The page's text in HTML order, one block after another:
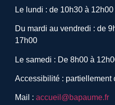
Le lundi : de 10h30 à
Du mardi au vendredi : de
17h00
Le samedi : De 8h00 à
Accessibilité : partiellement
Mail : accueil@bapaume.fr